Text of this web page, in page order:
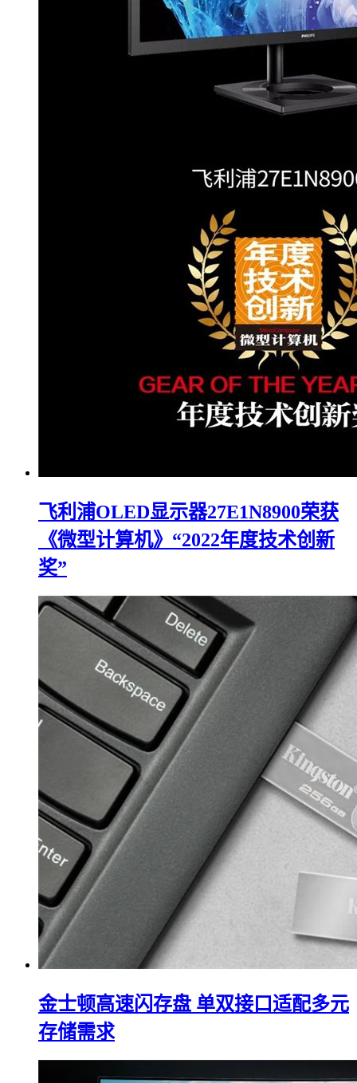
飞利浦OLED显示器27E1N8900荣获
《微型计算机》“2022年度技术创新
奖”
金士顿高速闪存盘 单双接口适配多元
存储需求